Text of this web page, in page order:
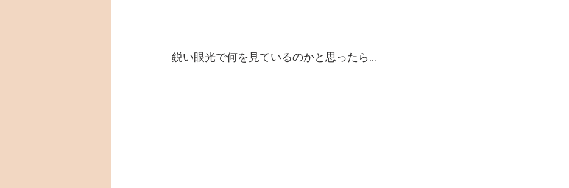
鋭い眼光で何を見ているのかと思ったら…